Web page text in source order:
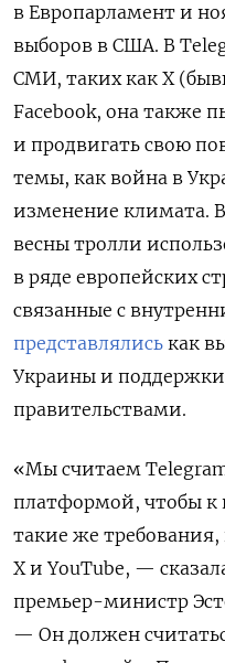
в Европарламент и
выборов в США. В
СМИ, таких как X
Facebook, она также
и продвигать свою
темы, как война в
изменение климата.
весны тролли
в ряде европейских
связанные с
представлялись как
Украины и
правительствами.
«Мы считаем
платформой, чтобы к
такие же требования,
X и YouTube, —
премьер-министр
— Он должен